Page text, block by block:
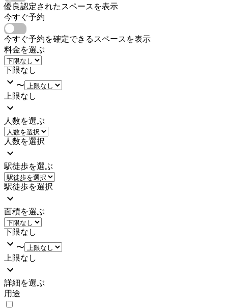
優良認定されたスペースを表示
今すぐ予約
今すぐ予約を確定できるスペースを表示
料金を選ぶ
下限なし
〜
上限なし
人数を選ぶ
人数を選択
駅徒歩を選ぶ
駅徒歩を選択
面積を選ぶ
下限なし
〜
上限なし
詳細を選ぶ
用途